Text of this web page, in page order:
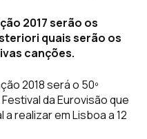
2017 serão os
quais serão os
canções.
2018 será o 50º
da Eurovisão que
realizar em Lisboa a 12